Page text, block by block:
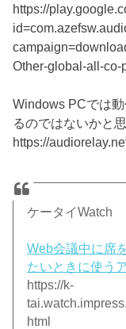
https://
Other-global-all-co-
Windows PCでは
るのではないかと思
https://
ケータイWatch
Web会議中に席
たいときに使う
https://k-
html